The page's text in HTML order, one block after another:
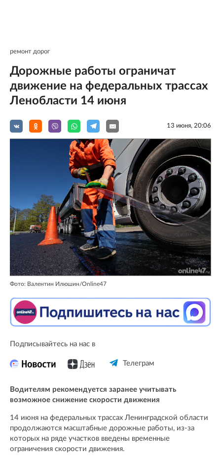
ремонт дорог
Дорожные работы ограничат
движение на федеральных трассах
Ленобласти 14 июня
13 июня, 20:06
Фото: Валентин Илюшин/Online47
Подписывайтесь на нас в
Телеграм
Водителям рекомендуется заранее учитывать
возможное снижение скорости движения
14 июня на федеральных трассах Ленинградской области
продолжаются масштабные дорожные работы, из-за
которых на ряде участков введены временные
ограничения скорости движения.